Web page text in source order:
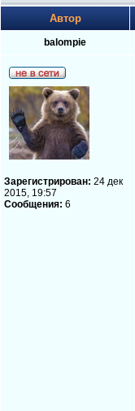
Автор
balompie
Зарегистрирован: 24 дек
2015, 19:57
Сообщения: 6